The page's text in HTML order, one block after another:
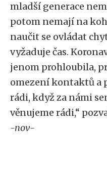
mladší generace
potom nemají na
naučit se ovládat
vyžaduje čas.
jenom prohloubila,
omezení kontaktů a
rádi, když za námi
věnujeme rádi,“
-nov-